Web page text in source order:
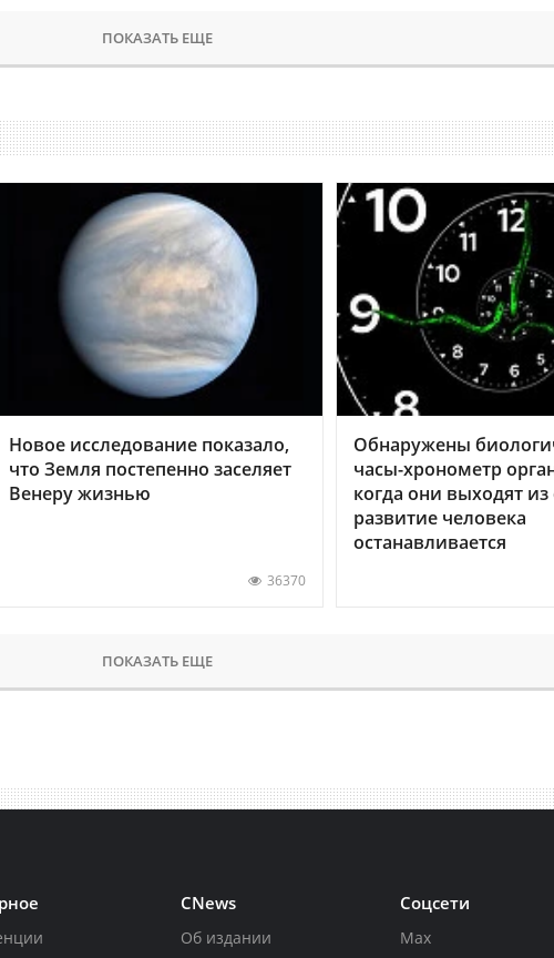
ПОКАЗАТЬ ЕЩЕ
Новое исследование показало,
что Земля постепенно заселяет
Венеру жизнью
36370
Обнаружены
часы-хронометр
когда они выходят из
развитие человека
останавливается
ПОКАЗАТЬ ЕЩЕ
CNews
Об издании
Соцсети
Max